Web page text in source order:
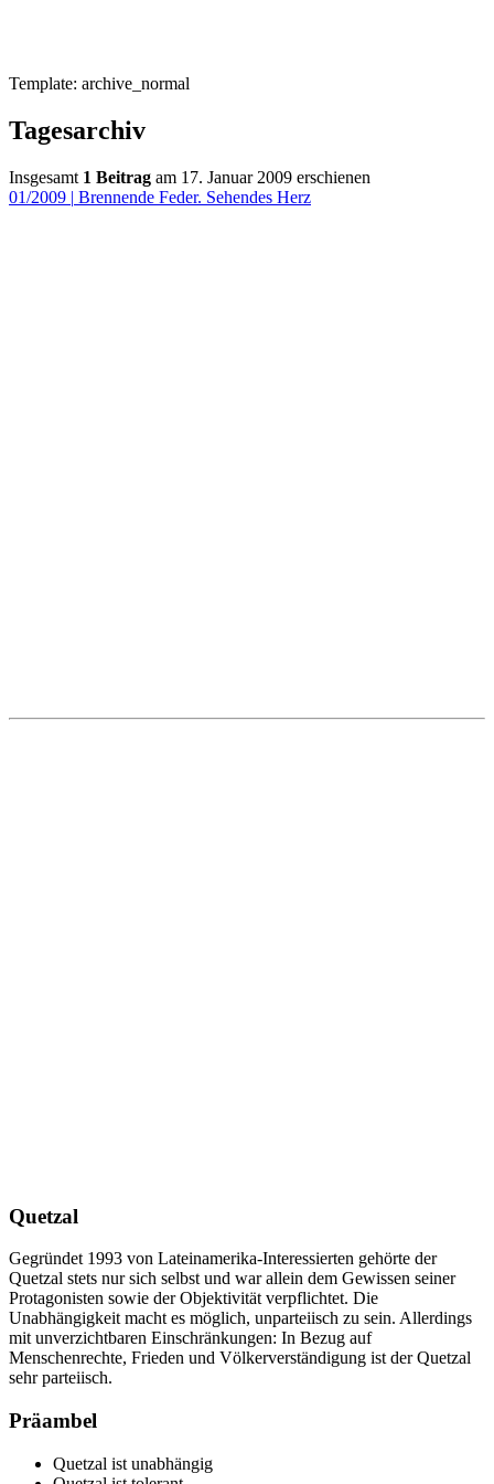
Template: archive_normal
Tagesarchiv
Insgesamt 1 Beitrag am 17. Januar 2009 erschienen
01/2009 | Brennende Feder. Sehendes Herz
Quetzal
Gegründet 1993 von Lateinamerika-Interessierten gehörte der
Quetzal stets nur sich selbst und war allein dem Gewissen seiner
Protagonisten sowie der Objektivität verpflichtet. Die
Unabhängigkeit macht es möglich, unparteiisch zu sein. Allerdings
mit unverzichtbaren Einschränkungen: In Bezug auf
Menschenrechte, Frieden und Völkerverständigung ist der Quetzal
sehr parteiisch.
Präambel
Quetzal ist unabhängig